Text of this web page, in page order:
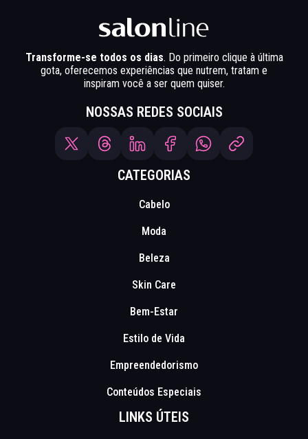
Transforme-se todos os dias. Do primeiro clique à última
gota, oferecemos experiências que nutrem, tratam e
inspiram você a ser quem quiser.
NOSSAS REDES SOCIAIS
CATEGORIAS
Cabelo
Moda
Beleza
Skin Care
Bem-Estar
Estilo de Vida
Empreendedorismo
Conteúdos Especiais
LINKS ÚTEIS